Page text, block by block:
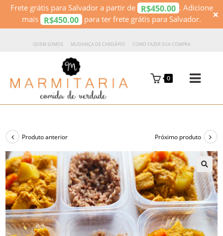
QUEM SOMOS MUDANÇA DE CARDÁPIO COMO FAZER SUA COMPRA
0
Produto anterior Próximo produto
Frete grátis para Salvador a partir de R$450.00 . Adicione
mais R$450.00 para ter frete grátis para Salvador. ×